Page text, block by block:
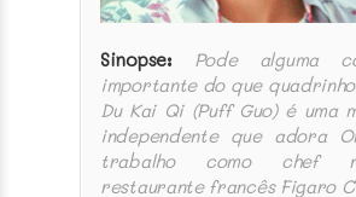
Sinopse: Pode alguma
importante do que
Du Kai Qi (Puff Guo) é uma
independente que adora
trabalho como chef
restaurante francês Figaro